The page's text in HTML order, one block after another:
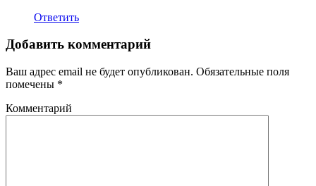
Ответить
Добавить комментарий
Ваш адрес email не будет опубликован. Обязательные поля
помечены *
Комментарий